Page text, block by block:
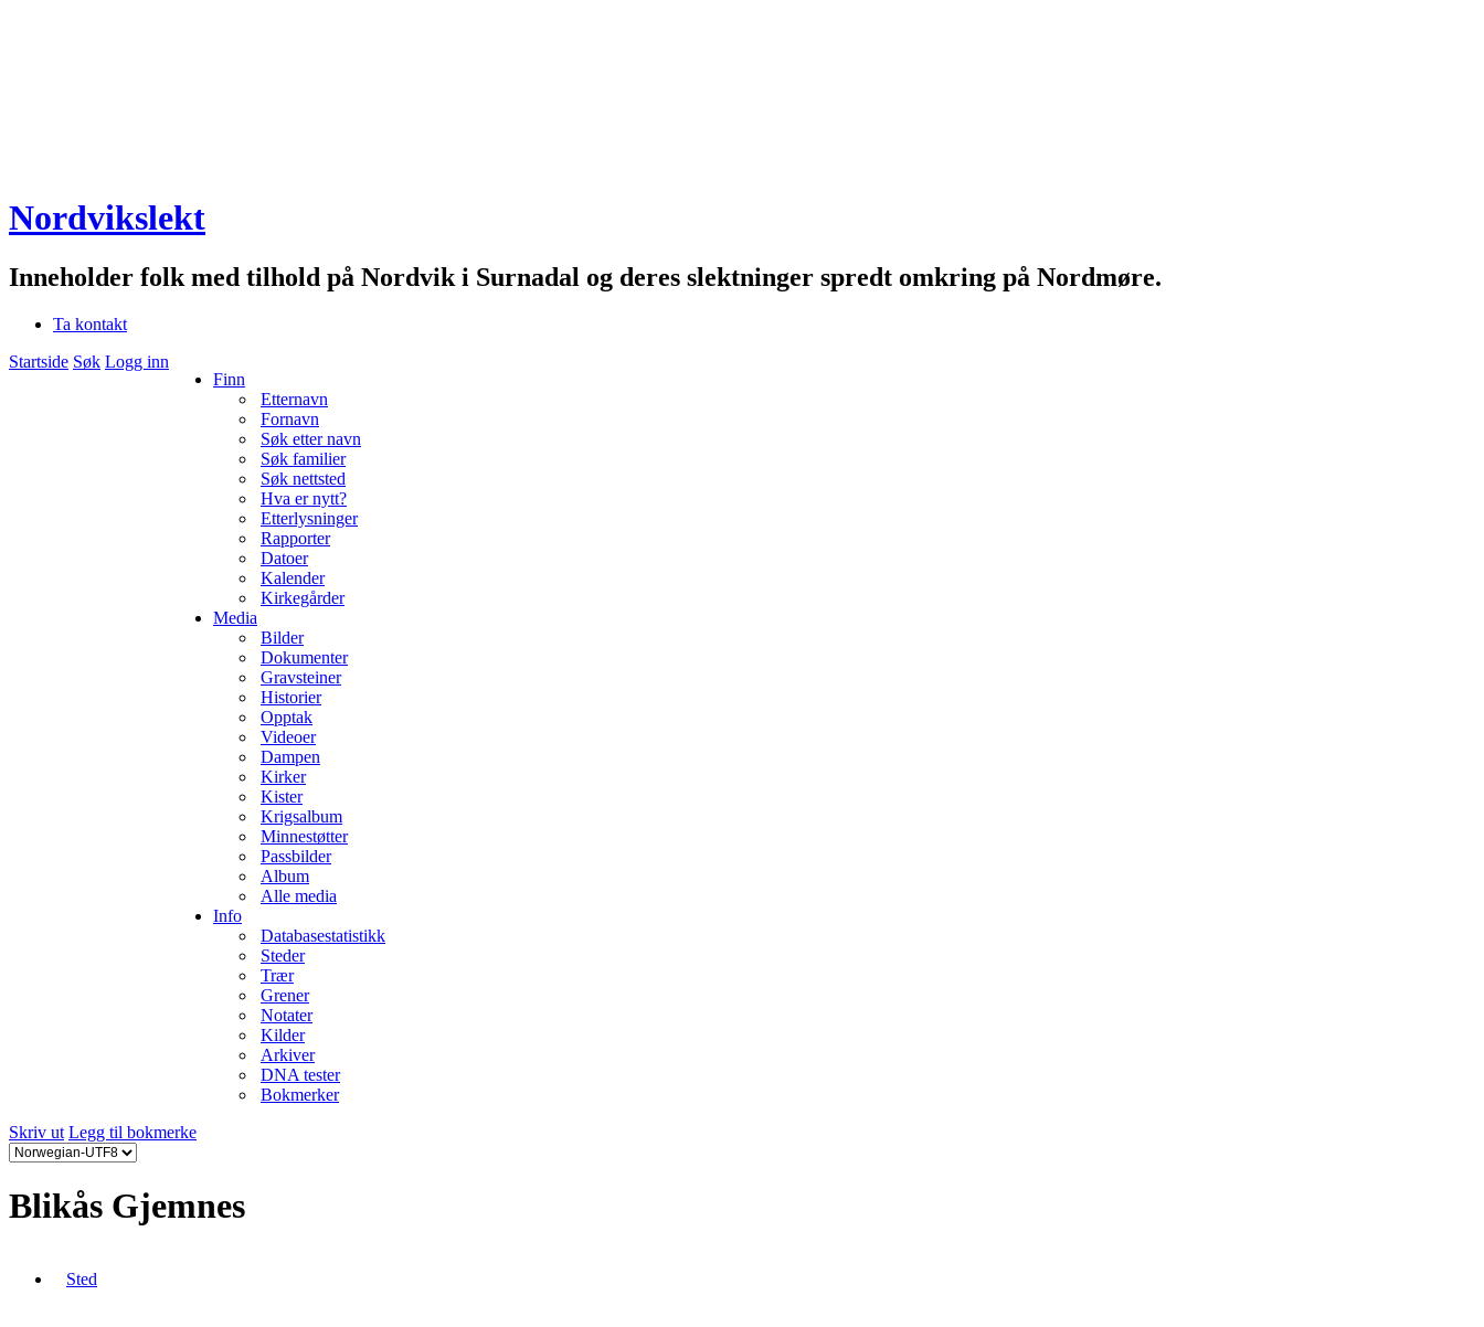
Nordvikslekt
Inneholder folk med tilhold på Nordvik i Surnadal og deres slektninger spredt omkring på Nordmøre.
Ta kontakt
Startside Søk Logg inn
Finn
Etternavn
Fornavn
Søk etter navn
Søk familier
Søk nettsted
Hva er nytt?
Etterlysninger
Rapporter
Datoer
Kalender
Kirkegårder
Media
Bilder
Dokumenter
Gravsteiner
Historier
Opptak
Videoer
Dampen
Kirker
Kister
Krigsalbum
Minnestøtter
Passbilder
Album
Alle media
Info
Databasestatistikk
Steder
Trær
Grener
Notater
Kilder
Arkiver
DNA tester
Bokmerker
Skriv ut Legg til bokmerke
Blikås Gjemnes
Sted